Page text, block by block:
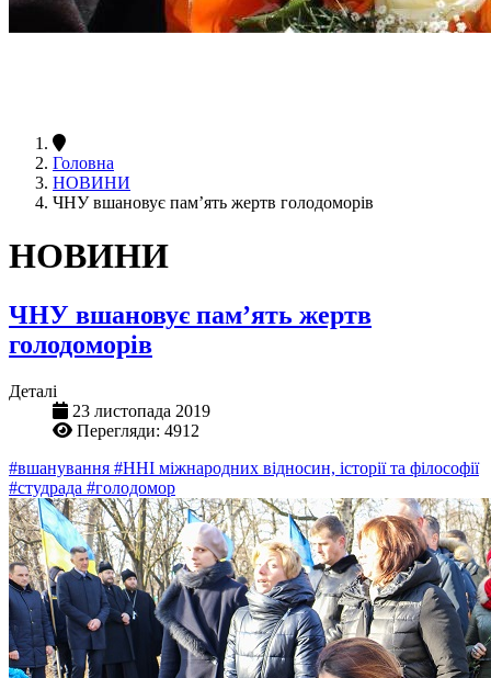
Головна
НОВИНИ
ЧНУ вшановує пам’ять жертв голодоморів
НОВИНИ
ЧНУ вшановує пам’ять жертв
голодоморів
Деталі
23 листопада 2019
Перегляди: 4912
#вшанування #ННІ міжнародних відносин, історії та філософії
#студрада #голодомор